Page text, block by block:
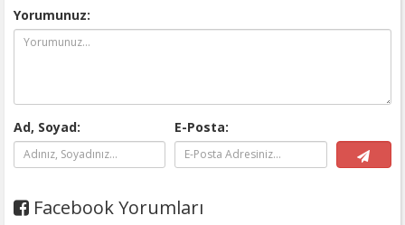
Yorumunuz:
Ad, Soyad: E-Posta:
Facebook Yorumları